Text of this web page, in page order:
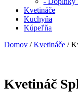
Kvetináče
Kuchyňa
Kúpeľňa
Domov /Kvetináče /
Kvetináč